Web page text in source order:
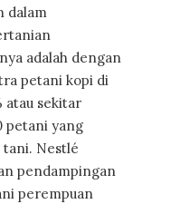
dalam
adalah dengan
petani kopi di
atau sekitar
petani yang
Nestlé
pendampingan
perempuan